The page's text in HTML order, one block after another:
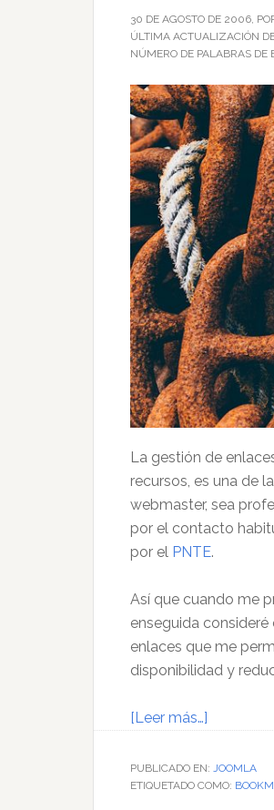
30 DE AGOSTO DE 2006,
ÚLTIMA ACTUALIZACIÓN
NÚMERO DE PALABRAS DE
La gestión de
recursos, es una de
webmaster, sea
por el contacto
por el PNTE.
Así que cuando me
enseguida
enlaces que me
disponibilidad y
[Leer más…]
Gestión
de
PUBLICADO EN: JOOMLA
ETIQUETADO COMO: